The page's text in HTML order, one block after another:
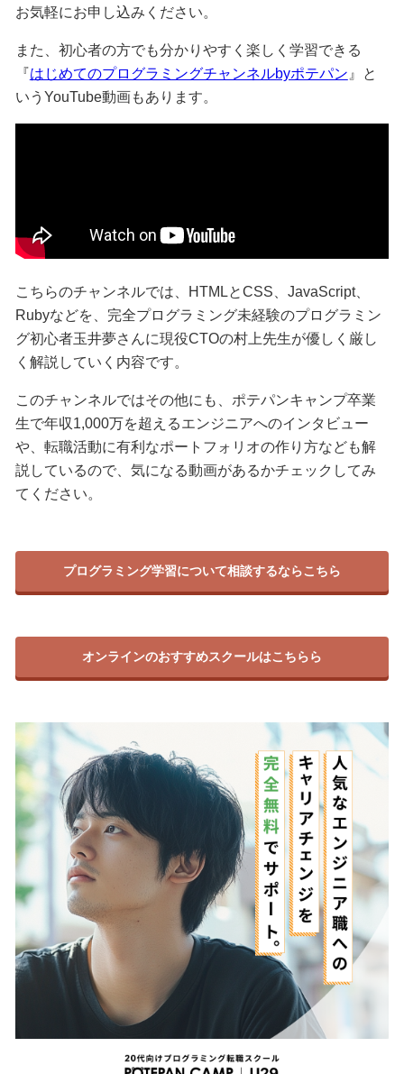
お気軽にお申し込みください。
また、初心者の方でも分かりやすく楽しく学習できる
『はじめてのプログラミングチャンネルbyポテパン 』と
いうYouTube動画もあります。
こちらのチャンネルでは、HTMLとCSS、JavaScript、
Rubyなどを、完全プログラミング未経験のプログラミン
グ初心者玉井夢さんに現役CTOの村上先生が優しく厳し
く解説していく内容です。
このチャンネルではその他にも、ポテパンキャンプ卒業
生で年収1,000万を超えるエンジニアへのインタビュー
や、転職活動に有利なポートフォリオの作り方なども解
説しているので、気になる動画があるかチェックしてみ
てください。
プログラミング学習について相談するならこちら
オンラインのおすすめスクールはこちらら